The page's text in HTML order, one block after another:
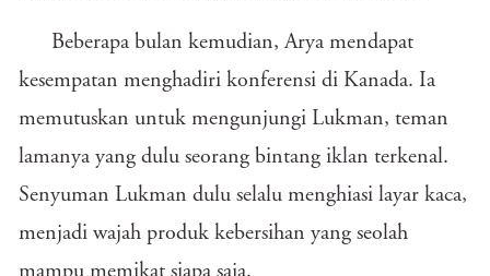
Beberapa bulan kemudian, Arya mendapat
kesempatan menghadiri konferensi di Kanada. Ia
memutuskan untuk mengunjungi Lukman, teman
lamanya yang dulu seorang bintang iklan terkenal.
Senyuman Lukman dulu selalu menghiasi layar kaca,
menjadi wajah produk kebersihan yang seolah
mampu memikat siapa saja.